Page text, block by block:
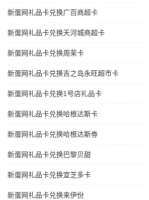
新蛋网礼品卡兑换广百商超卡
新蛋网礼品卡兑换天河城商超卡
新蛋网礼品卡兑换周茉卡
新蛋网礼品卡兑换吉之岛永旺超市卡
新蛋网礼品卡兑换1号店礼品卡
新蛋网礼品卡兑换哈根达斯卡
新蛋网礼品卡兑换哈根达斯劵
新蛋网礼品卡兑换巴黎贝甜
新蛋网礼品卡兑换宜芝多卡
新蛋网礼品卡兑换来伊份